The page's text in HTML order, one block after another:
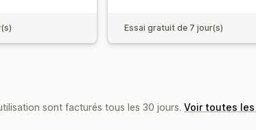
Essai gratuit de 7 jour(s)
sont facturés tous les 30 jours. Voir toutes